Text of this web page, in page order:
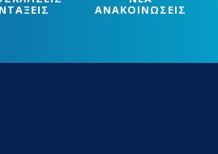
ΑΝΑΚΟΙΝΩΣΕΙΣ